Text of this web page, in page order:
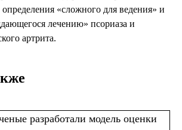
определения «сложного для ведения» и
лечению» псориаза и
артрита.